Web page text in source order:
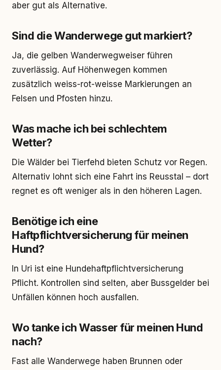
aber gut als Alternative.
Sind die Wanderwege gut markiert?
Ja, die gelben Wanderwegweiser führen
zuverlässig. Auf Höhenwegen kommen
zusätzlich weiss-rot-weisse Markierungen an
Felsen und Pfosten hinzu.
Was mache ich bei schlechtem
Wetter?
Die Wälder bei Tierfehd bieten Schutz vor Regen.
Alternativ lohnt sich eine Fahrt ins Reusstal – dort
regnet es oft weniger als in den höheren Lagen.
Benötige ich eine
Haftpflichtversicherung für meinen
Hund?
In Uri ist eine Hundehaftpflichtversicherung
Pflicht. Kontrollen sind selten, aber Bussgelder bei
Unfällen können hoch ausfallen.
Wo tanke ich Wasser für meinen Hund
nach?
Fast alle Wanderwege haben Brunnen oder